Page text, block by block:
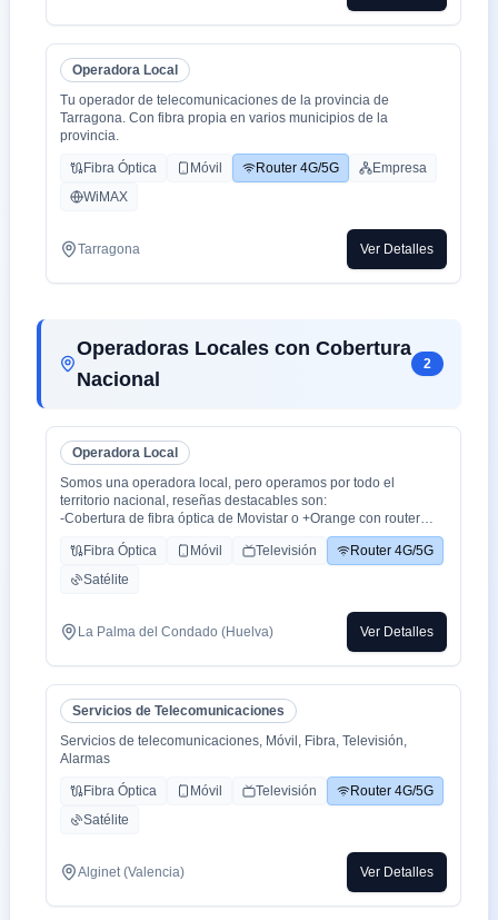
Operadora Local
Tu operador de telecomunicaciones de la provincia de
Tarragona. Con fibra propia en varios municipios de la
provincia.
Fibra Óptica Móvil Router 4G/5G
Empresa
WiMAX
Tarragona Ver Detalles
Operadoras Locales con Cobertura
Nacional
2
Operadora Local
Somos una operadora local, pero operamos por todo el
territorio nacional, reseñas destacables son:
-Cobertura de fibra óptica de Movistar o +Orange con router
-Cobertura movil con triple cobertura Orange, Yoigo y Movistar
-TV con todo el deporte o con toda la plataformas de cine y
series como Netflix, HBO, Amazon Prime, Apple TV, Disney+
-También somos colaboradores con alarmas de la marca ADT
con la mayor red de alarma de Europa.
cliente es humana y rapidez en solución de problemas que es
lo que está falta la sociedad.
Fibra Óptica Móvil Televisión
Router 4G/5G
Satélite
La Palma del Condado (Huelva) Ver Detalles
Servicios de Telecomunicaciones
Servicios de telecomunicaciones, Móvil, Fibra, Televisión,
Alarmas
Fibra Óptica Móvil Televisión
Router 4G/5G
Satélite
Alginet (Valencia) Ver Detalles